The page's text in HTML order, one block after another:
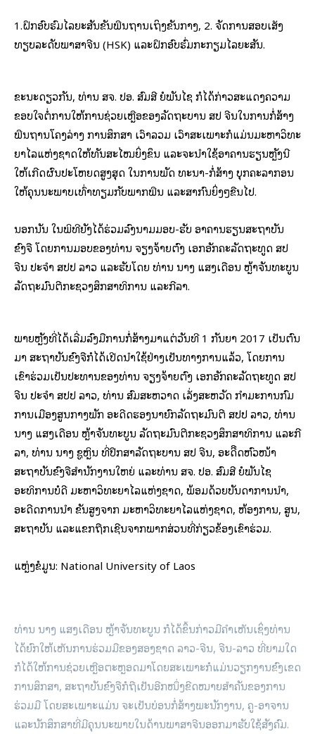
1.ຝຶກອົບຮົມໄລຍະສັ້ນຂັ້ນພື້ນຖານເຖິງຂັ້ນກາງ, 2. ຈັດການສອບເສັງ
ທຽບລະດັບພາສາຈີນ (HSK) ແລະຝຶກອົບຮົ່ມກະກຽມໄລຍະສັ້ນ.
ຂະນະດຽວກັນ, ທ່ານ ສຈ. ປອ. ສົມສີ ຍໍພັນໄຊ ກໍໄດ້ກ່າວສະແດງຄວາມ
ຂອບໃຈຕໍ່ການໃຫ້ການຊ່ວຍເຫຼືອຂອງລັດຖະບານ ສປ ຈີນໃນການກໍ່ສ້າງ
ພື້ນຖານໂຄງລ່າງ ການສຶກສາ ເວົ້າລວມ ເວົ້າສະເພາະກໍແມ່ນມະຫາວິທະ
ຍາໄລແຫ່ງຊາດໃຫ້ທັນສະໄໝຍິ່ງຂຶ້ນ ແລະຈະນຳໃຊ້ອາຄານຮຽນຫຼັງນີ້
ໃຫ້ເກີດຜົນປະໂຫຍດສູງສຸດ ໃນການພັດ ທະນາ-ກໍ່ສ້າງ ບຸກຄະລາກອນ
ໃຫ້ຄຸນນະພາບເທົ່າທຽມກັບພາກພື້ນ ແລະສາກົນຍິ່ງໆຂື້ນໄປ.
ນອກນັ້ນ ໃນພິທີຍັງໄດ້ຮ່ວມລົງນາມມອບ-ຮັບ ອາຄານຮຽນສະຖາບັນ
ຂົງຈື ໂດຍການມອບຂອງທ່ານ ຈຽງຈ້າຍຕົງ ເອກອັກຄະລັດຖະທູດ ສປ
ຈີນ ປະຈຳ ສປປ ລາວ ແລະຮັບໂດຍ ທ່ານ ນາງ ແສງເດືອນ ຫຼ້າຈັນທະບູນ
ລັດຖະມົນຕີກະຊວງສຶກສາທິການ ແລະກີລາ.
ພາຍຫຼັງທີ່ໄດ້ເລີ່ມລົງມືການກໍ່ສ້າງມາແຕ່ວັນທີ 1 ກັນຍາ 2017 ເປັນຕົ້ນ
ມາ ສະຖາບັນຂົງຈືກໍໄດ້ເປີດນໍາໃຊ້ຢ່າງເປັນທາງການແລ້ວ, ໂດຍການ
ເຂົ້າຮ່ວມເປັນປະທານຂອງທ່ານ ຈຽງຈ້າຍຕົງ ເອກອັກຄະລັດຖະທູດ ສປ
ຈີນ ປະຈຳ ສປປ ລາວ, ທ່ານ ສົມສະຫວາດ ເລັ່ງສະຫວັດ ກຳມະການກົມ
ການເມືອງສູນກາງພັກ ອະດີດຮອງນາຍົກລັດຖະມົນຕີ ສປປ ລາວ, ທ່ານ
ນາງ ແສງເດືອນ ຫຼ້າຈັນທະບູນ ລັດຖະມົນຕີກະຊວງສຶກສາທິການ ແລະກີ
ລາ, ທ່ານ ນາງ ຊູຫຼິນ ທີ່ປຶກສາລັດຖະບານ ສປ ຈີນ, ອະດີີດຫົວໜ້າ
ສະຖາບັນຂົງຈືສຳນັກງານໃຫຍ່ ແລະທ່ານ ສຈ. ປອ. ສົມສີ ຍໍພັນໄຊ
ອະທິການບໍດີ ມະຫາວິທະຍາໄລແຫ່ງຊາດ, ພ້ອມດ້ວຍບັນດາການນໍາ,
ອະດີດການນໍາ ຂັ້ນສູງຈາກ ມະຫາວິທະຍາໄລແຫ່ງຊາດ, ຫ້ອງການ, ສູນ,
ສະຖາບັນ ແລະແຂກຖືກເຊີນຈາກພາກສ່ວນທີ່ກ່ຽວຂ້ອງເຂົ້າຮ່ວມ.
ແຫຼ່ງຂໍ້ມູນ: National University of Laos
ທ່ານ ນາງ ແສງເດືອນ ຫຼ້າຈັນທະບູນ ກໍໄດ້ຂຶ້ນກ່າວມີຄໍາເຫັນເຊິ່ງທ່ານ
ໄດ້ຍົກໃຫ້ເຫັນການຮ່ວມມືຂອງສອງຊາດ ລາວ-ຈີນ, ຈີນ-ລາວ ທີ່ຍາມໃດ
ກໍໄດ້ໃຫ້ການຊ່ວຍເຫຼືອຕະຫຼອດມາໂດຍສະເພາະກໍແມ່ນວຽກງານຂົງເຂດ
ການສຶກສາ, ສະຖາບັນຂົງຈືກໍຖືເປັນອີກໜຶ່ງຂີດໝາຍສຳຄັນຂອງການ
ຮ່ວມມື ໂດຍສະເພາະແມ່ນ ຈະເປັນບ່ອນກໍ່ສ້າງພະນັກງານ, ຄູ-ອາຈານ
ແລະນັກສຶກສາທີ່ມີຄຸນນະພາບໃນດ້ານພາສາຈີນອອກມາຮັບໃຊ້ສັງຄົມ.